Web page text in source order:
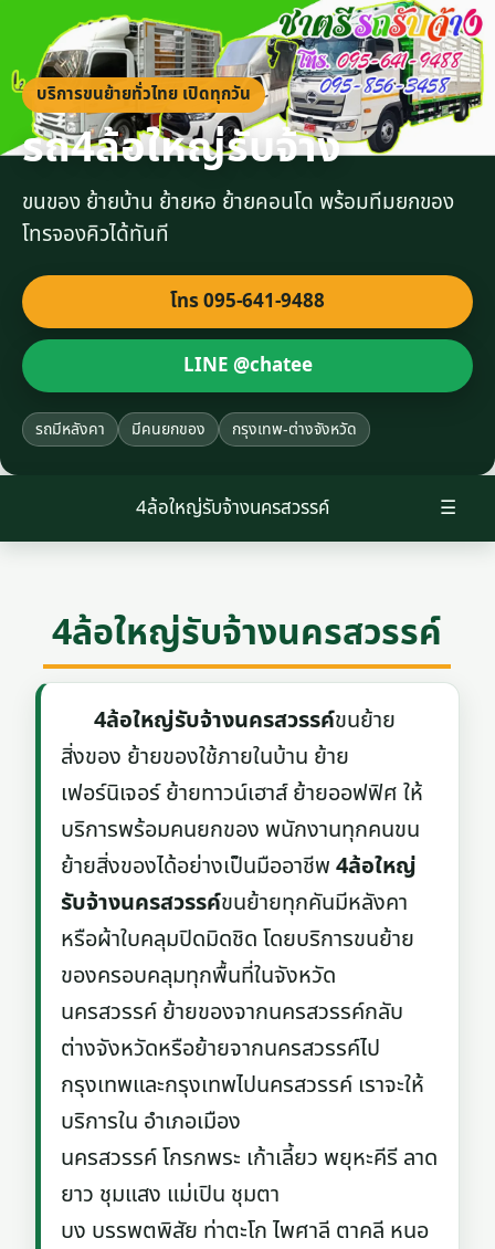
บริการขนย้ายทั่วไทย เปิดทุกวัน
รถ4ล้อใหญ่รับจ้าง
ขนของ ย้ายบ้าน ย้ายหอ ย้ายคอนโด พร้อมทีมยกของ
โทรจองคิวได้ทันที
โทร 095-641-9488
LINE @chatee
รถมีหลังคา มีคนยกของ กรุงเทพ-ต่างจังหวัด
☰
4ล้อใหญ่รับจ้างนครสวรรค์
4ล้อใหญ่รับจ้างนครสวรรค์
4ล้อใหญ่รับจ้างนครสวรรค์ขนย้าย
สิ่งของ ย้ายของใช้ภายในบ้าน ย้าย
เฟอร์นิเจอร์ ย้ายทาวน์เฮาส์ ย้ายออฟฟิศ ให้
บริการพร้อมคนยกของ พนักงานทุกคนขน
ย้ายสิ่งของได้อย่างเป็นมืออาชีพ4ล้อใหญ่
รับจ้างนครสวรรค์ขนย้ายทุกคันมีหลังคา
หรือผ้าใบคลุมปิดมิดชิด โดยบริการขนย้าย
ของครอบคลุมทุกพื้นที่ในจังหวัด
นครสวรรค์ ย้ายของจากนครสวรรค์กลับ
ต่างจังหวัดหรือย้ายจากนครสวรรค์ไป
กรุงเทพและกรุงเทพไปนครสวรรค์ เราจะให้
บริการใน อำเภอเมือง
นครสวรรค์ โกรกพระ เก้าเลี้ยว พยุหะคีรี ลาด
ยาว ชุมแสง แม่เปิน ชุมตา
บง บรรพตพิสัย ท่าตะโก ไพศาลี ตาคลี หนอ